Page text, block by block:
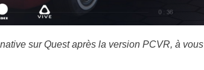
sur Quest après la version PCVR, à vous